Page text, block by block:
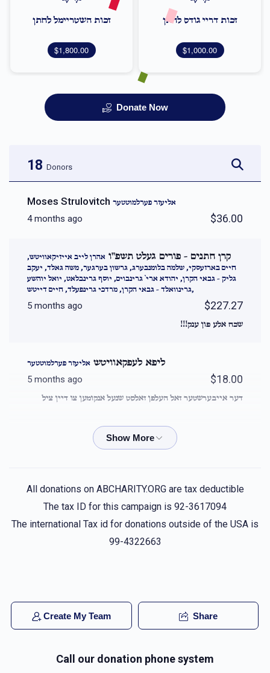
זכות דריי גודס לחתן
$1,000.00
זכות השטריימל לחתן
$1,800.00
Donate Now
18 Donors
Moses Strulovitch אליעזר פערלמוטטער
4 months ago $36.00
קרן חתנים - פורים געלט תשפ''ו אהרן לייב אייזיקאוויטש,
חיים בארזעסקי, שלמה בלומנבערג, גרשון בערגער, משה גאלד, יעקב
גליק - גבאי הקרן, יהודא ארי` גרינבוים, יוסף גרינבלאט, יואל יוהשע
גרינוואלד - גבאי הקרן, מרדכי גרינפעלד, חיים דייטש,
5 months ago $227.27
שכח אלע פון ענק!!!
ליפא לעפקאוויטש אליעזר פערלמוטטער
5 months ago $18.00
דער אייבערשטער זאל העלפן זאלסט שנעל אנקומען צו דיין ציל
Joseph Perlmutterאליעזר פערלמוטטער
Mechel Freidmanאליעזר פערלמוטטער
5 months ago $18.00
Anonymous אליעזר פערלמוטטער
5 months ago $10.00
Anonymousאליעזר פערלמוטטער
All donations on ABCHARITY.ORG are tax deductible
The tax ID for this campaign is 92-3617094
The international Tax id for donations outside of the USA is
99-4322663
Create My Team Share
Call our donation phone system